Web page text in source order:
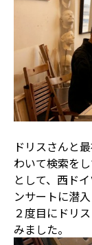
ドリスさんと
わいて検索を
として、西ド
ンサートに潜
２度目にドリ
みました。